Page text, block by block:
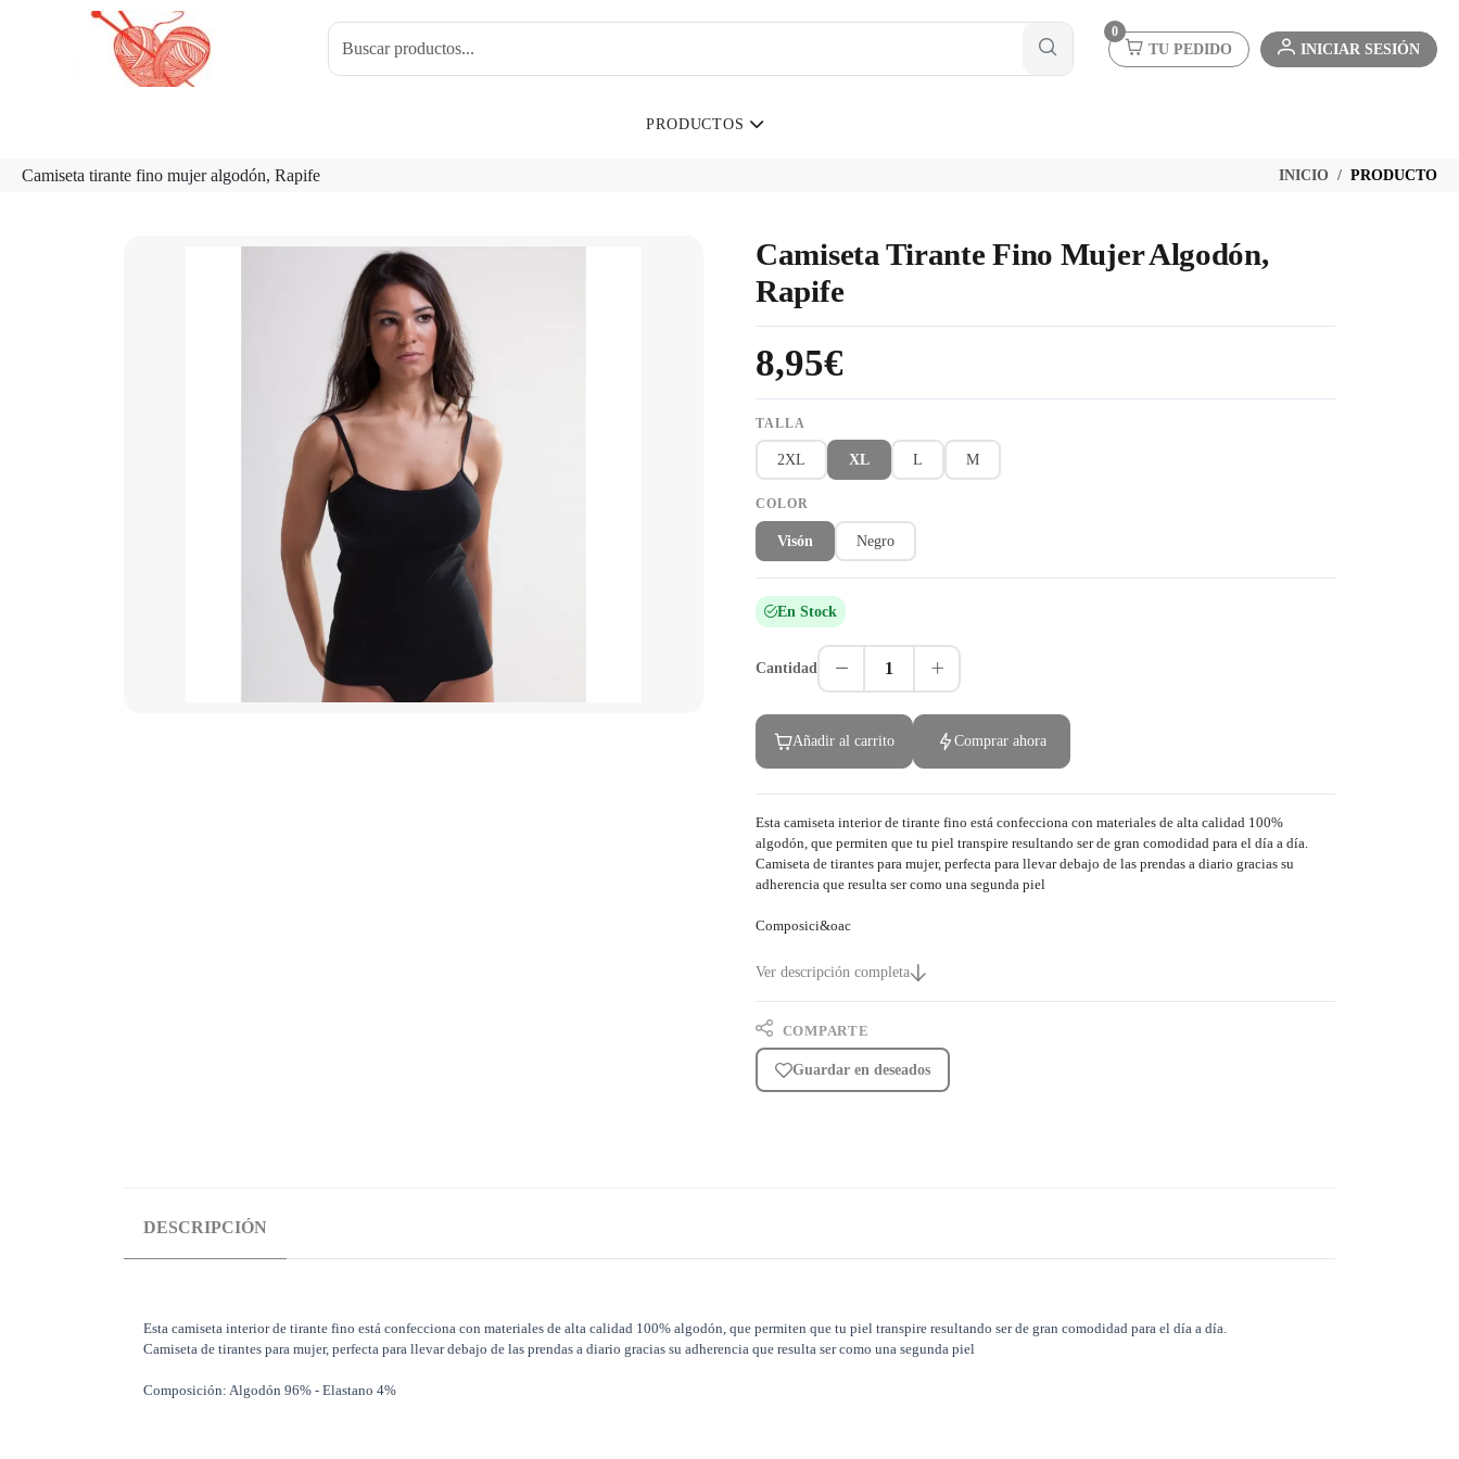
0
TU PEDIDO INICIAR SESIÓN
PRODUCTOS
Camiseta tirante fino mujer algodón, Rapife INICIO PRODUCTO
Camiseta Tirante Fino Mujer Algodón,
Rapife
8,95€
TALLA
2XL XL L M
COLOR
Visón Negro
En Stock
Cantidad 1
Añadir al carrito Comprar ahora
Esta camiseta interior de tirante fino está confecciona con materiales de alta calidad 100%
algodón, que permiten que tu piel transpire resultando ser de gran comodidad para el día a día.
Camiseta de tirantes para mujer, perfecta para llevar debajo de las prendas a diario gracias su
adherencia que resulta ser como una segunda piel
Composici&oac
Ver descripción completa
COMPARTE
Guardar en deseados
DESCRIPCIÓN
Esta camiseta interior de tirante fino está confecciona con materiales de alta calidad 100% algodón, que permiten que tu piel transpire resultando ser de gran comodidad para el día a día.
Camiseta de tirantes para mujer, perfecta para llevar debajo de las prendas a diario gracias su adherencia que resulta ser como una segunda piel
Composición: Algodón 96% - Elastano 4%